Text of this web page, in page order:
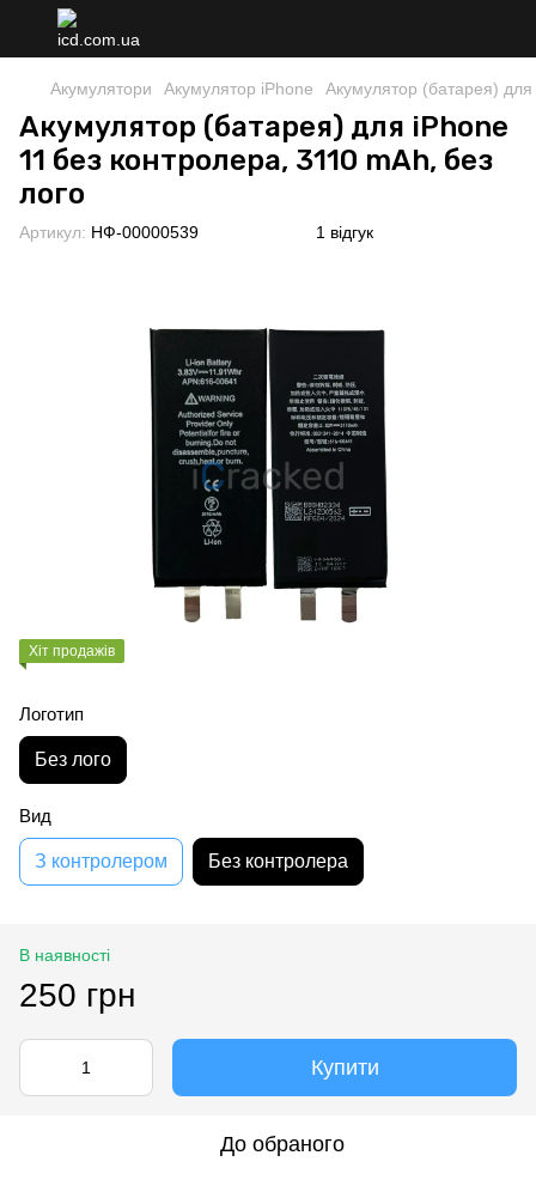
Акумулятори Акумулятор iPhone Акумулятор (батарея)
Акумулятор (батарея) для iPhone
11 без контролера, 3110 mAh, без
лого
Артикул: НФ-00000539 1 відгук
Хіт продажів
Логотип
Без лого
Вид
З контролером Без контролера
В наявності
250 грн
Купити
До обраного